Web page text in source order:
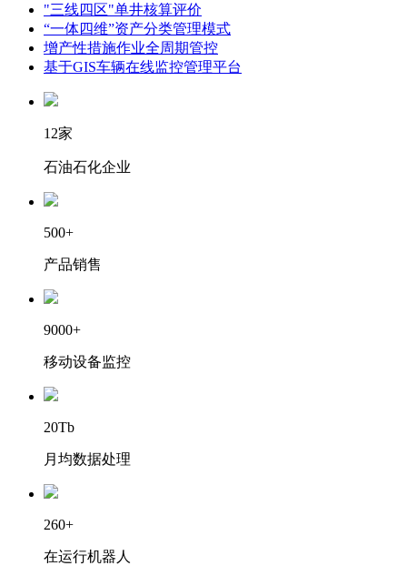
"三线四区"单井核算评价
“一体四维”资产分类管理模式
增产性措施作业全周期管控
基于GIS车辆在线监控管理平台
12家
石油石化企业
500+
产品销售
9000+
移动设备监控
20Tb
月均数据处理
260+
在运行机器人